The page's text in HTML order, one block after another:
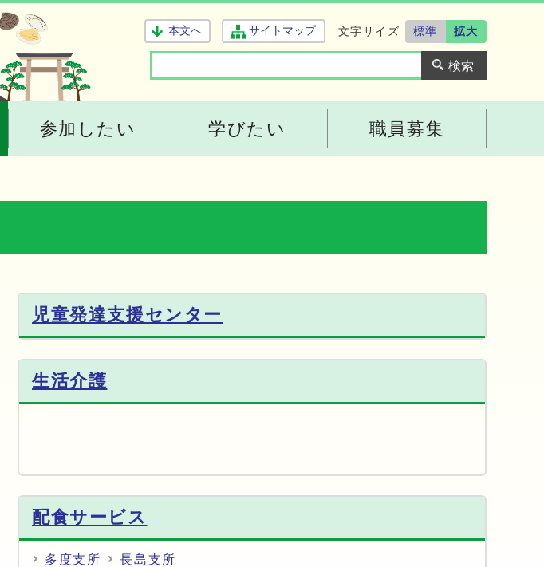
本文へ サイトマップ 文字サイズ 標準 拡大
参加したい 学びたい 職員募集
児童発達支援センター
生活介護
配食サービス
多度支所 長島支所